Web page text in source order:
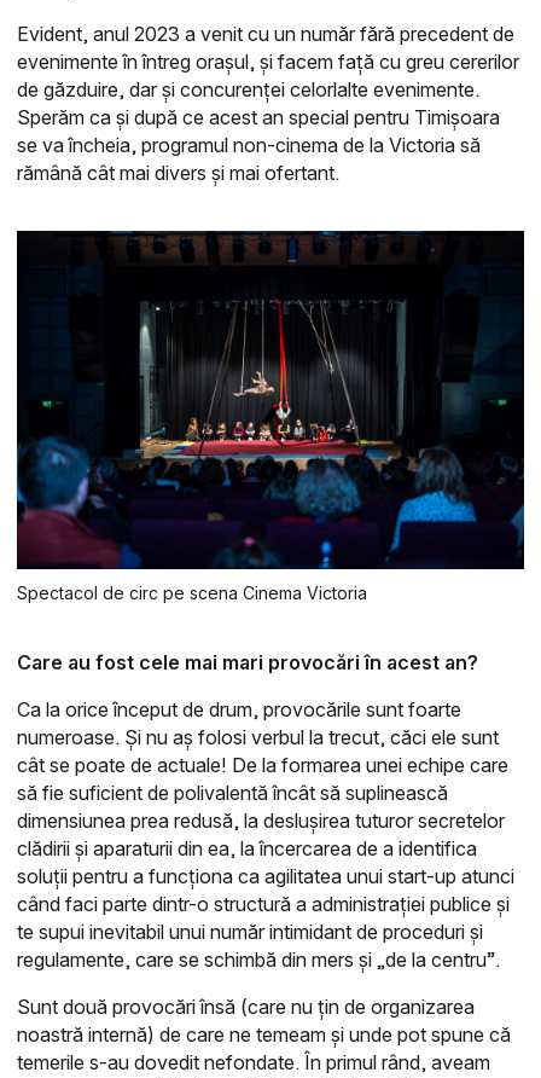
Evident, anul 2023 a venit cu un număr fără precedent de
evenimente în întreg orașul, și facem față cu greu cererilor
de găzduire, dar și concurenței celorlalte evenimente.
Sperăm ca și după ce acest an special pentru Timișoara
se va încheia, programul non-cinema de la Victoria să
rămână cât mai divers și mai ofertant.
Spectacol de circ pe scena Cinema Victoria
Care au fost cele mai mari provocări în acest an?
Ca la orice început de drum, provocările sunt foarte
numeroase. Și nu aș folosi verbul la trecut, căci ele sunt
cât se poate de actuale! De la formarea unei echipe care
să fie suficient de polivalentă încât să suplinească
dimensiunea prea redusă, la deslușirea tuturor secretelor
clădirii și aparaturii din ea, la încercarea de a identifica
soluții pentru a funcționa ca agilitatea unui start-up atunci
când faci parte dintr-o structură a administrației publice și
te supui inevitabil unui număr intimidant de proceduri și
regulamente, care se schimbă din mers și „de la centru”.
Sunt două provocări însă (care nu țin de organizarea
noastră internă) de care ne temeam și unde pot spune că
temerile s-au dovedit nefondate. În primul rând, aveam